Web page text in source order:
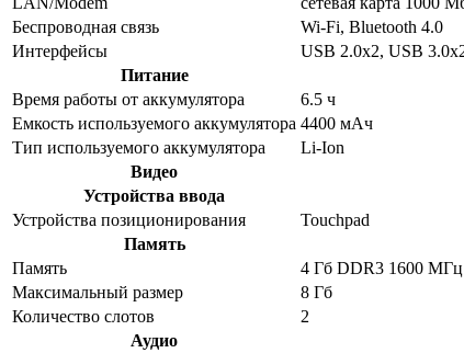
Беспроводная связь
Wi-Fi, Bluetooth 4.0
Интерфейсы
USB 2.0x2, USB
Питание
Время работы от аккумулятора
6.5 ч
Емкость используемого аккумулятора 4400 мАч
Тип используемого аккумулятора
Li-Ion
Видео
Устройства ввода
Устройства позиционирования
Touchpad
Память
Память
4 Гб DDR3 1600 МГц
Максимальный размер
8 Гб
Количество слотов
2
Аудио